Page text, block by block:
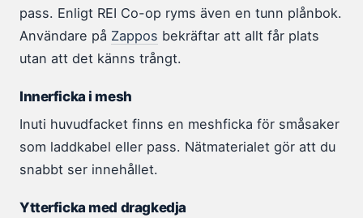
pass. Enligt REI Co-op ryms även en tunn plånbok.
Användare på Zappos bekräftar att allt får plats
utan att det känns trångt.
Innerficka i mesh
Inuti huvudfacket finns en meshficka för småsaker
som laddkabel eller pass. Nätmaterialet gör att du
snabbt ser innehållet.
Ytterficka med dragkedja